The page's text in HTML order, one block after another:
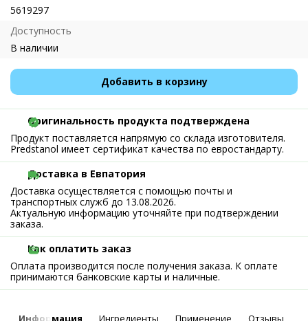
5619297
Доступность
В наличии
Добавить в корзину
Оригинальность продукта подтверждена
Продукт поставляется напрямую со склада изготовителя.
Predstanol имеет сертификат качества по евростандарту.
Доставка в Евпатория
Доставка осуществляется с помощью почты и
транспортных служб до 13.08.2026.
Актуальную информацию уточняйте при подтверждении
заказа.
Как оплатить заказ
Оплата производится после получения заказа. К оплате
принимаются банковские карты и наличные.
Информация Ингредиенты Применение Отзывы